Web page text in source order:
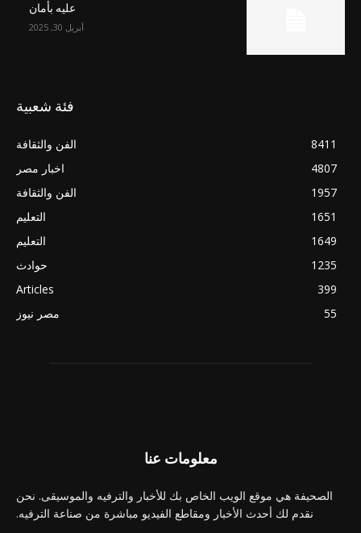
عليه بأمان
أبريل 30, 2025
فئة شعبية
الفن والثقافة
8411
اخبار مصر
4807
الفن والثقافة
1957
التعليم
1651
التعليم
1649
حوادث
1235
Articles
399
مصر نيوز
55
معلومات عنا
الصحيفة هي موقع الويب الخاص بك للأخبار والترفيه والموسيقى. نحن
نقدم لك أحدث الأخبار ومقاطع الفيديو مباشرة من صناعة الترفيه.